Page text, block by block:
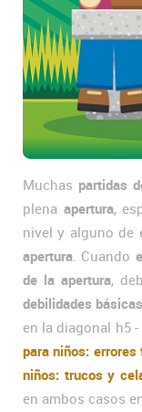
Muchas partidas
plena apertura,
nivel y alguno de
apertura . Cuando
de la apertura,
debilidades básicas
en la diagonal h5
para niños:
niños: trucos y
en ambos casos